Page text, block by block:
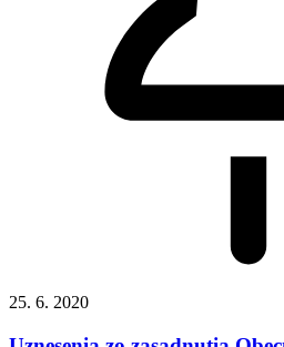
25. 6. 2020